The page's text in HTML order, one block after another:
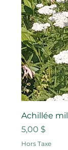
Achillée
Prix
5,00 $
Hors Taxe